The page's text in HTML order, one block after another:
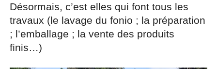
Désormais, c’est elles qui font tous les
travaux (le lavage du fonio ; la préparation
; l’emballage ; la vente des produits
finis…)